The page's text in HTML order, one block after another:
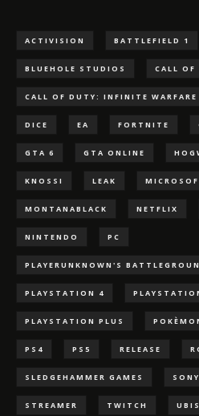
ACTIVISION BATTLEFIELD 1
BLUEHOLE STUDIOS CALL OF
CALL OF DUTY: INFINITE WARFARE
DICE EA FORTNITE
GTA 6 GTA ONLINE
KNOSSI LEAK
MONTANABLACK NETFLIX
NINTENDO PC
PLAYERUNKNOWN'S
PLAYSTATION 4
PLAYSTATION PLUS
PS4 PS5 RELEASE
SLEDGEHAMMER GAMES SONY
STREAMER TWITCH